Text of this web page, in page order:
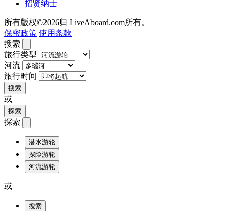
招贤纳士
所有版权©2026归 LiveAboard.com所有。
保密政策 使用条款
搜索
旅行类型
河流
旅行时间
搜索
或
探索
探索
潜水游轮
探险游轮
河流游轮
或
搜索